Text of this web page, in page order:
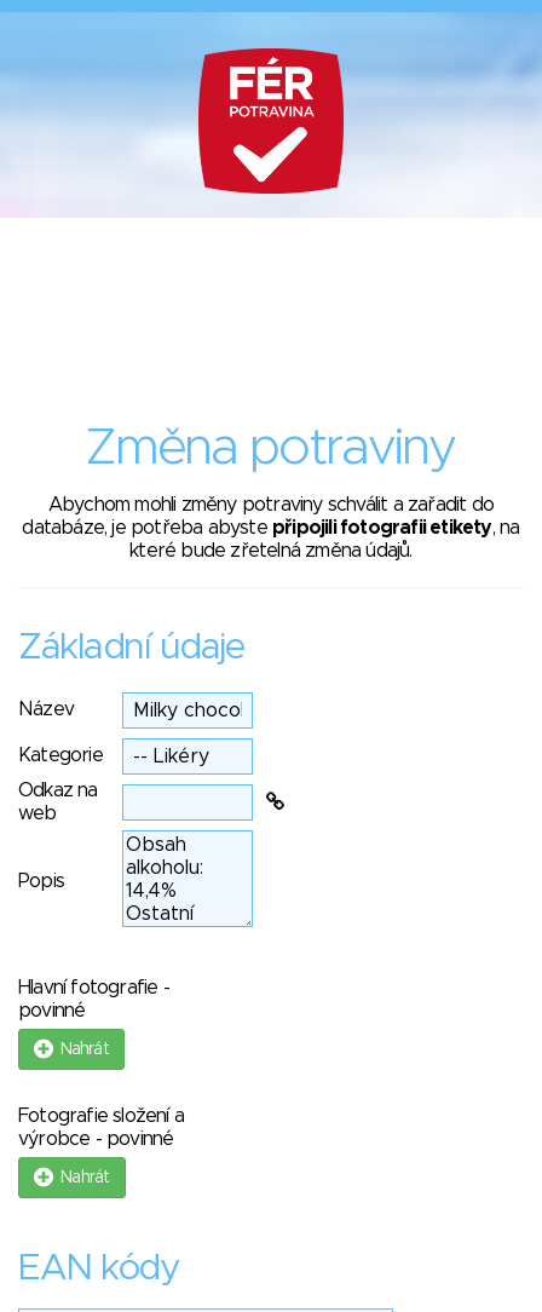
Změna potraviny
Abychom mohli změny potraviny schválit a zařadit do
databáze, je potřeba abyste připojili fotografii etikety, na
které bude zřetelná změna údajů.
Základní údaje
Název
Kategorie
Odkaz na
web
Popis
Hlavní fotografie -
povinné
Nahrát
Fotografie složení a
výrobce - povinné
Nahrát
EAN kódy